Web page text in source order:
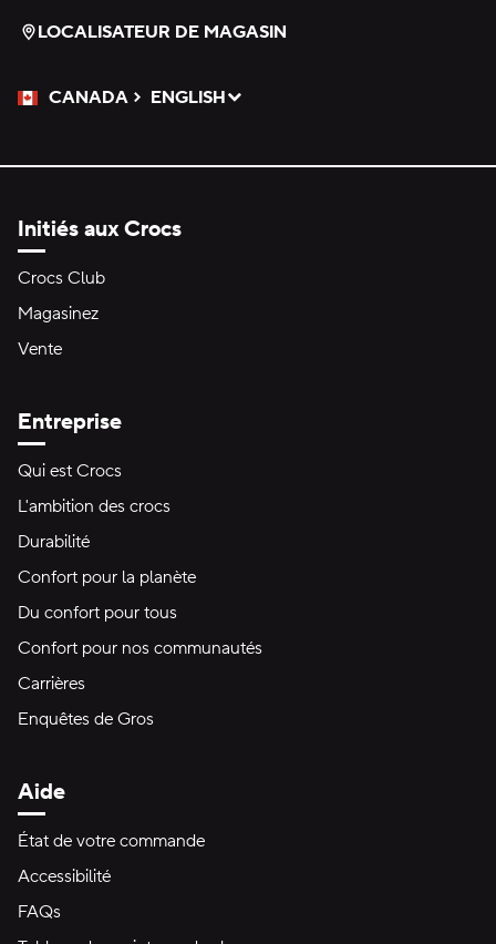
LOCALISATEUR DE MAGASIN
CANADA
Veuillez sélectionner une langue
ENGLISH
Sélectionné
Initiés aux Crocs
Crocs Club
Magasinez
Vente
Entreprise
Qui est Crocs
L'ambition des crocs
Durabilité
Confort pour la planète
Du confort pour tous
Confort pour nos communautés
Carrières
Enquêtes de Gros
Aide
État de votre commande
Accessibilité
FAQs